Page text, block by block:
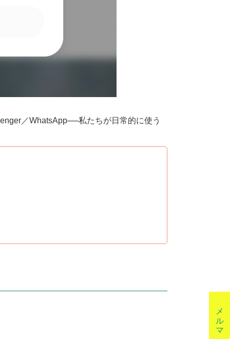
メルマガ登録
／WhatsApp──私たちが日常的に使う